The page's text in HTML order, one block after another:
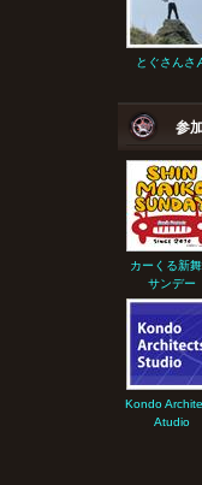
とぐさんさ
参
カーくる新
サンデー
Kondo
Atudio